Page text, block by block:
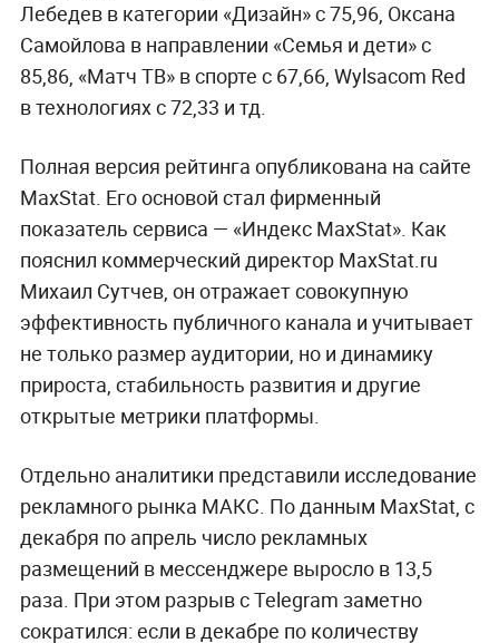
Лебедев в категории «Дизайн» с 75,96, Оксана
Самойлова в направлении «Семья и дети» с
85,86, «Матч ТВ» в спорте с 67,66, Wylsacom Red
в технологиях с 72,33 и тд.
Полная версия рейтинга опубликована на сайте
MaxStat. Его основой стал фирменный
показатель сервиса — «Индекс MaxStat». Как
пояснил коммерческий директор MaxStat.ru
Михаил Сутчев, он отражает совокупную
эффективность публичного канала и учитывает
не только размер аудитории, но и динамику
прироста, стабильность развития и другие
открытые метрики платформы.
Отдельно аналитики представили исследование
рекламного рынка МАКС. По данным MaxStat, с
декабря по апрель число рекламных
размещений в мессенджере выросло в 13,5
раза. При этом разрыв с Telegram заметно
сократился: если в декабре по количеству